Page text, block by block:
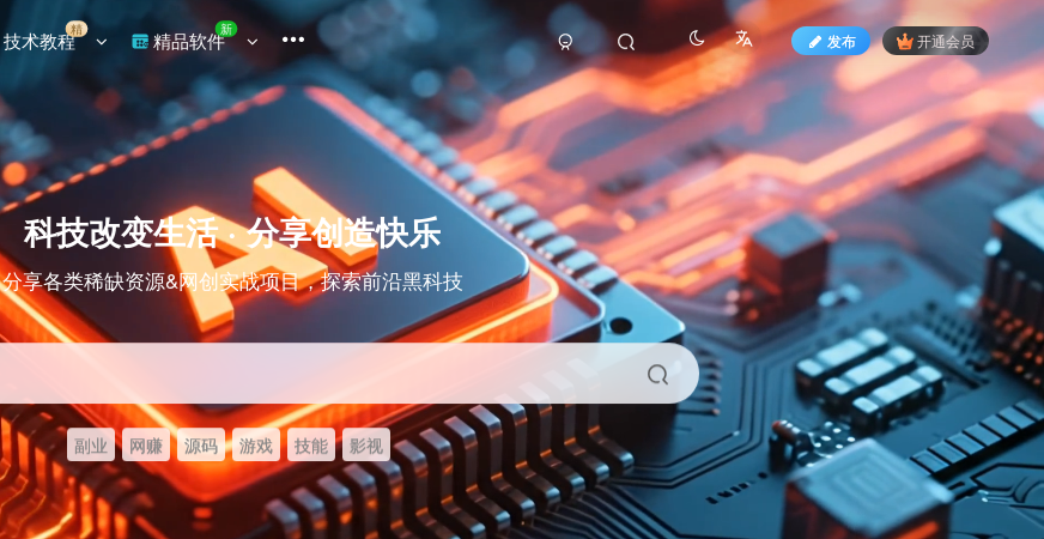
技术教程精 精品软件新
发布 开通会员
科技改变生活 · 分享创造快乐
分享各类稀缺资源&网创实战项目，探索前沿黑科技
副业 网赚 源码 游戏 技能 影视